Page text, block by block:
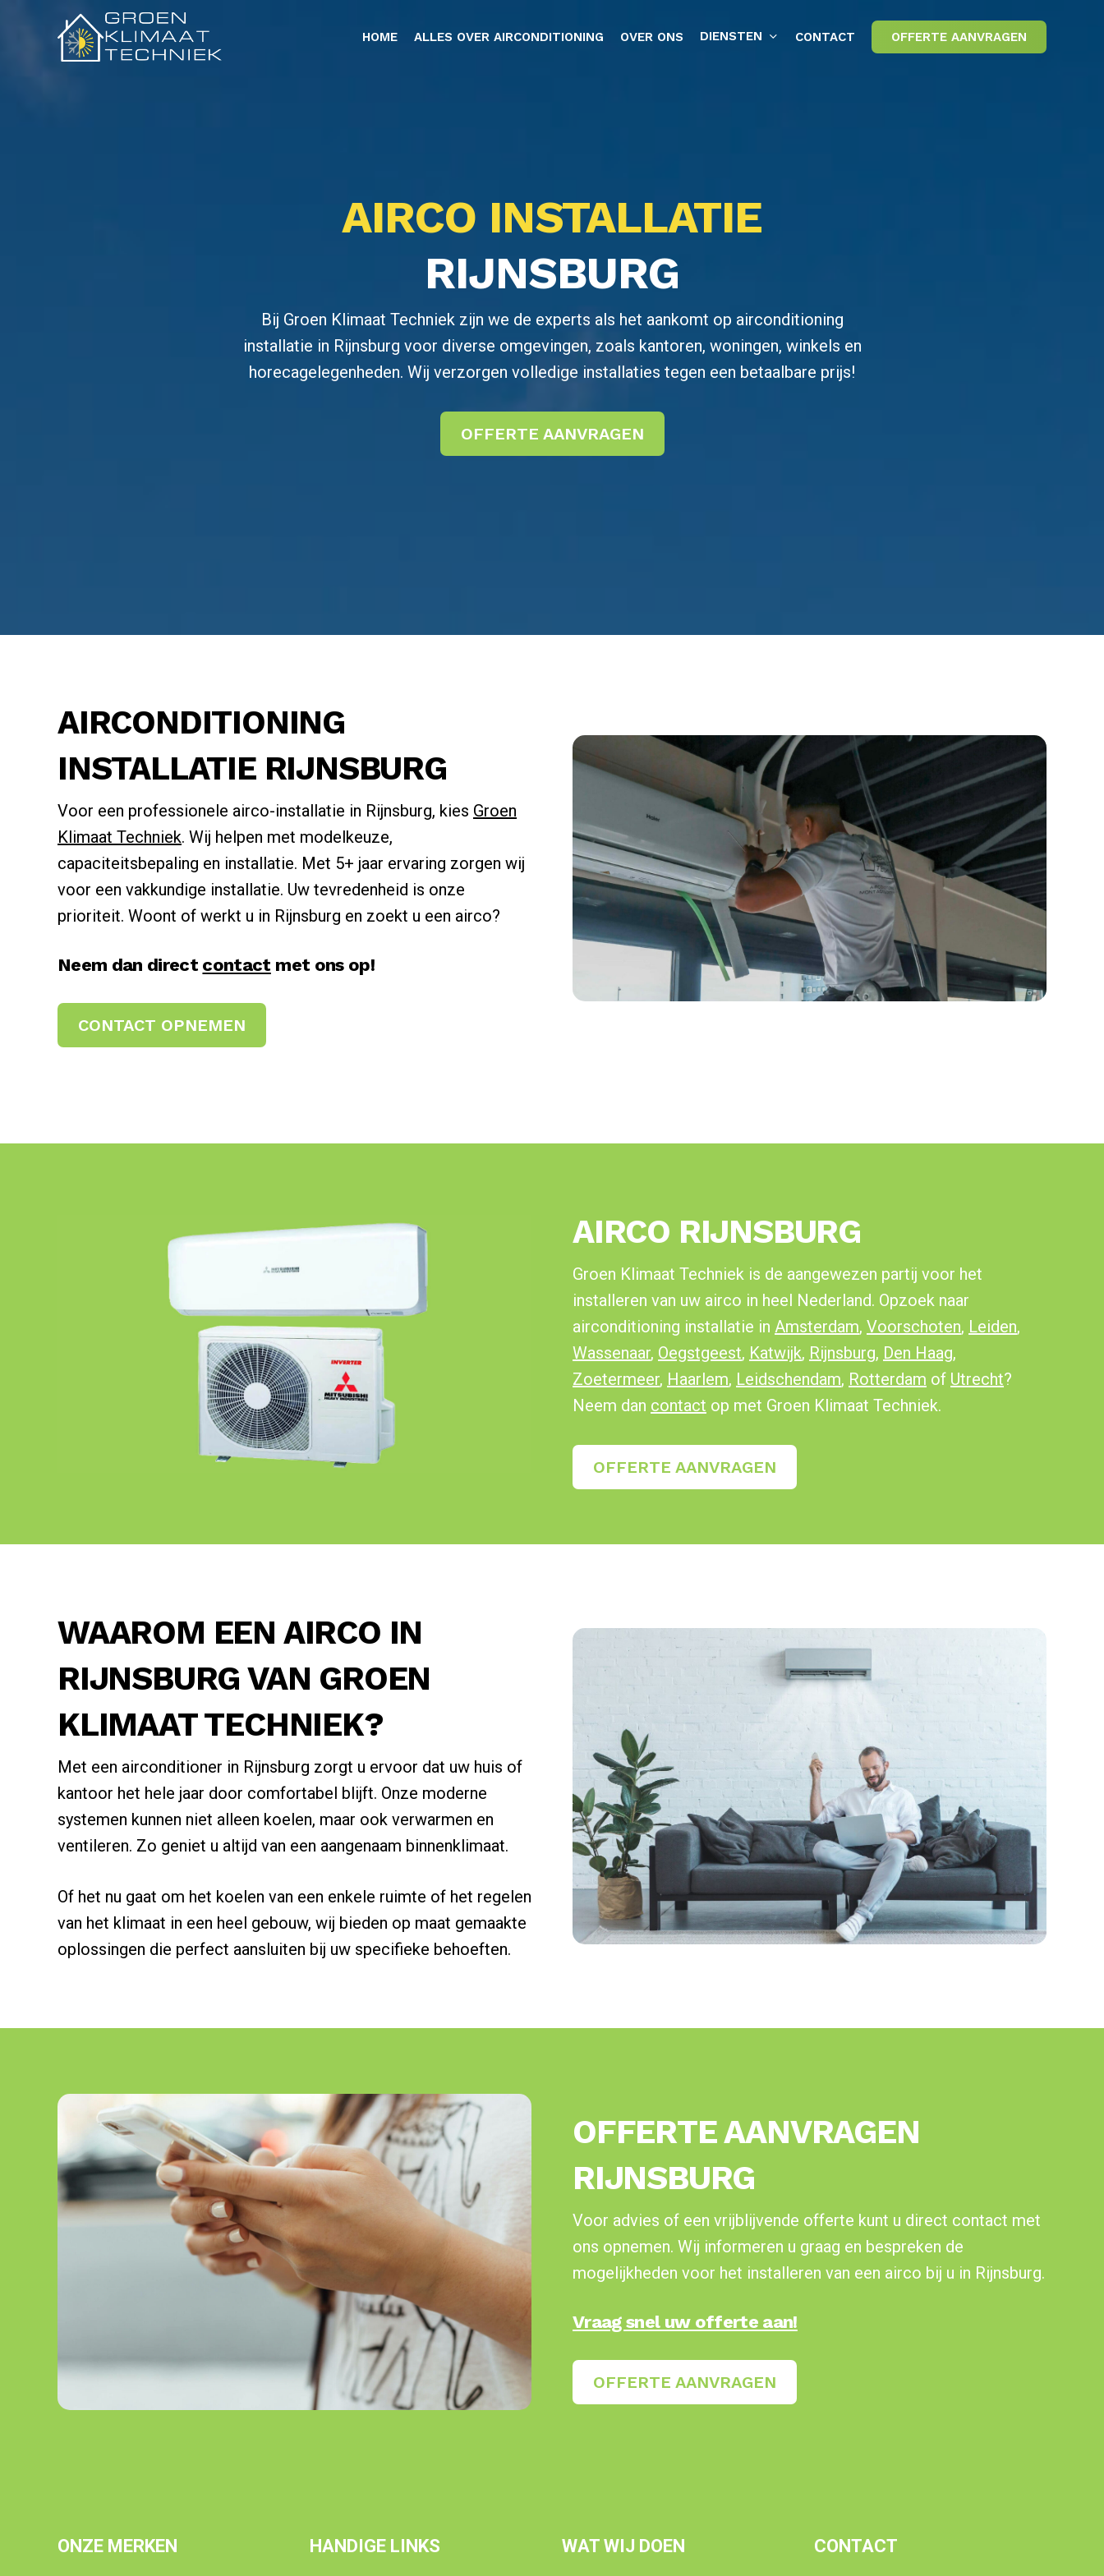
HOME ALLES OVER AIRCONDITIONING OVER ONS DIENSTEN CONTACT OFFERTE AANVRAGEN
AIRCO INSTALLATIE
RIJNSBURG
Bij Groen Klimaat Techniek zijn we de experts als het aankomt op airconditioning
installatie in Rijnsburg voor diverse omgevingen, zoals kantoren, woningen, winkels en
horecagelegenheden. Wij verzorgen volledige installaties tegen een betaalbare prijs!
OFFERTE AANVRAGEN
AIRCONDITIONING
INSTALLATIE RIJNSBURG
Voor een professionele airco-installatie in Rijnsburg, kies Groen
Klimaat Techniek. Wij helpen met modelkeuze,
capaciteitsbepaling en installatie. Met 5+ jaar ervaring zorgen wij
voor een vakkundige installatie. Uw tevredenheid is onze
prioriteit. Woont of werkt u in Rijnsburg en zoekt u een airco?
Neem dan direct contact met ons op!
CONTACT OPNEMEN
AIRCO RIJNSBURG
Groen Klimaat Techniek is de aangewezen partij voor het
installeren van uw airco in heel Nederland. Opzoek naar
airconditioning installatie in Amsterdam, Voorschoten, Leiden,
Wassenaar, Oegstgeest, Katwijk, Rijnsburg, Den Haag,
Zoetermeer, Haarlem, Leidschendam, Rotterdam of Utrecht?
Neem dan contact op met Groen Klimaat Techniek.
OFFERTE AANVRAGEN
WAAROM EEN AIRCO IN
RIJNSBURG VAN GROEN
KLIMAAT TECHNIEK?
Met een airconditioner in Rijnsburg zorgt u ervoor dat uw huis of
kantoor het hele jaar door comfortabel blijft. Onze moderne
systemen kunnen niet alleen koelen, maar ook verwarmen en
ventileren. Zo geniet u altijd van een aangenaam binnenklimaat.
Of het nu gaat om het koelen van een enkele ruimte of het regelen
van het klimaat in een heel gebouw, wij bieden op maat gemaakte
oplossingen die perfect aansluiten bij uw specifieke behoeften.
OFFERTE AANVRAGEN
RIJNSBURG
Voor advies of een vrijblijvende offerte kunt u direct contact met
ons opnemen. Wij informeren u graag en bespreken de
mogelijkheden voor het installeren van een airco bij u in Rijnsburg.
Vraag snel uw offerte aan!
OFFERTE AANVRAGEN
ONZE MERKEN HANDIGE LINKS WAT WIJ DOEN CONTACT